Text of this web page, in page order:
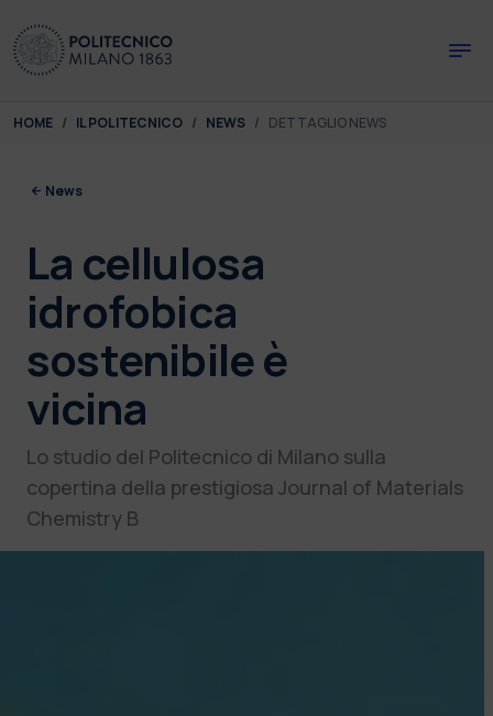
You are here:
HOME IL POLITECNICO NEWS DETTAGLIO NEWS
News
La cellulosa
idrofobica
sostenibile è
vicina
Lo studio del Politecnico di Milano sulla
copertina della prestigiosa Journal of Materials
Chemistry B